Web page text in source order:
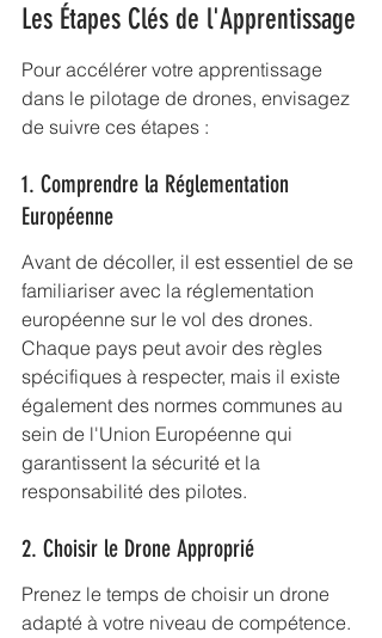
Les Étapes Clés de l'Apprentissage
Pour accélérer votre apprentissage
dans le pilotage de drones, envisagez
de suivre ces étapes :
1. Comprendre la Réglementation
Européenne
Avant de décoller, il est essentiel de se
familiariser avec la réglementation
européenne sur le vol des drones.
Chaque pays peut avoir des règles
spécifiques à respecter, mais il existe
également des normes communes au
sein de l'Union Européenne qui
garantissent la sécurité et la
responsabilité des pilotes.
2. Choisir le Drone Approprié
Prenez le temps de choisir un drone
adapté à votre niveau de compétence.